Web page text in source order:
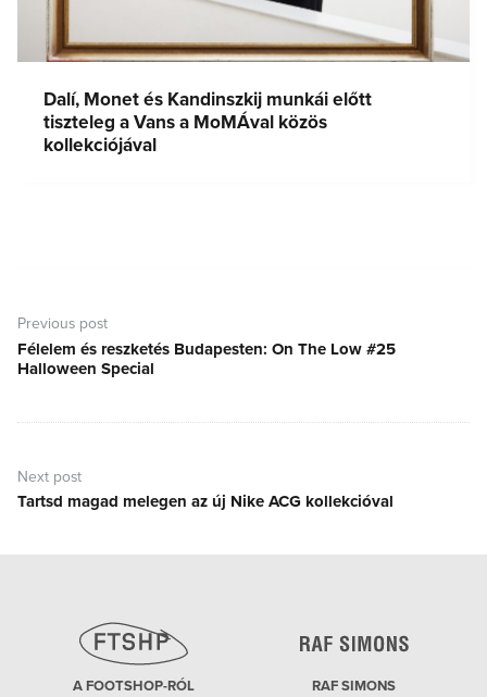
Dalí, Monet és Kandinszkij munkái előtt
tiszteleg a Vans a MoMÁval közös
kollekciójával
navigáció
Previous post
Previous
post:
Félelem és reszketés Budapesten: On The Low #25
Halloween Special
Next post
Next
Tartsd magad melegen az új Nike ACG kollekcióval
A FOOTSHOP-RÓL RAF SIMONS